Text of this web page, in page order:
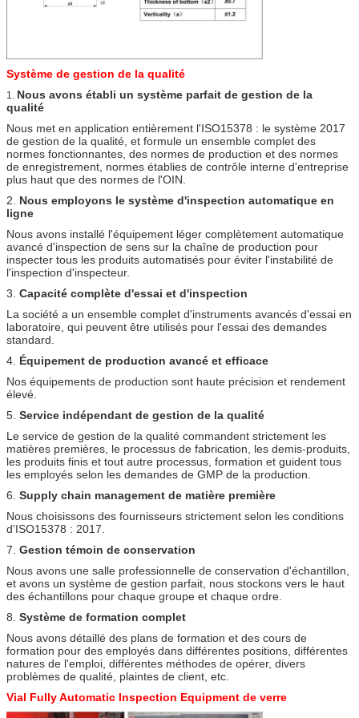
Système de gestion de la qualité
1. Nous avons établi un système parfait de gestion de la
qualité
Nous met en application entièrement l'ISO15378 : le système 2017
de gestion de la qualité, et formule un ensemble complet des
normes fonctionnantes, des normes de production et des normes
de enregistrement, normes établies de contrôle interne d'entreprise
plus haut que des normes de l'OIN.
2. Nous employons le système d'inspection automatique en
ligne
Nous avons installé l'équipement léger complètement automatique
avancé d'inspection de sens sur la chaîne de production pour
inspecter tous les produits automatisés pour éviter l'instabilité de
l'inspection d'inspecteur.
3. Capacité complète d'essai et d'inspection
La société a un ensemble complet d'instruments avancés d'essai en
laboratoire, qui peuvent être utilisés pour l'essai des demandes
standard.
4. Équipement de production avancé et efficace
Nos équipements de production sont haute précision et rendement
élevé.
5. Service indépendant de gestion de la qualité
Le service de gestion de la qualité commandent strictement les
matières premières, le processus de fabrication, les demis-produits,
les produits finis et tout autre processus, formation et guident tous
les employés selon les demandes de GMP de la production.
6. Supply chain management de matière première
Nous choisissons des fournisseurs strictement selon les conditions
d'ISO15378 : 2017.
7. Gestion témoin de conservation
Nous avons une salle professionnelle de conservation d'échantillon,
et avons un système de gestion parfait, nous stockons vers le haut
des échantillons pour chaque groupe et chaque ordre.
8. Système de formation complet
Nous avons détaillé des plans de formation et des cours de
formation pour des employés dans différentes positions, différentes
natures de l'emploi, différentes méthodes de opérer, divers
problèmes de qualité, plaintes de client, etc.
Vial Fully Automatic Inspection Equipment de verre